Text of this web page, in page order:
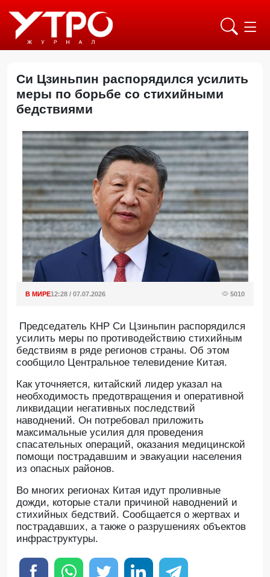
Си Цзиньпин распорядился усилить
меры по борьбе со стихийными
бедствиями
В МИРЕ12:28 / 07.07.2026 5010
Председатель КНР Си Цзиньпин распорядился
усилить меры по противодействию стихийным
бедствиям в ряде регионов страны. Об этом
сообщило Центральное телевидение Китая.
Как уточняется, китайский лидер указал на
необходимость предотвращения и оперативной
ликвидации негативных последствий
наводнений. Он потребовал приложить
максимальные усилия для проведения
спасательных операций, оказания медицинской
помощи пострадавшим и эвакуации населения
из опасных районов.
Во многих регионах Китая идут проливные
дожди, которые стали причиной наводнений и
стихийных бедствий. Сообщается о жертвах и
пострадавших, а также о разрушениях объектов
инфраструктуры.